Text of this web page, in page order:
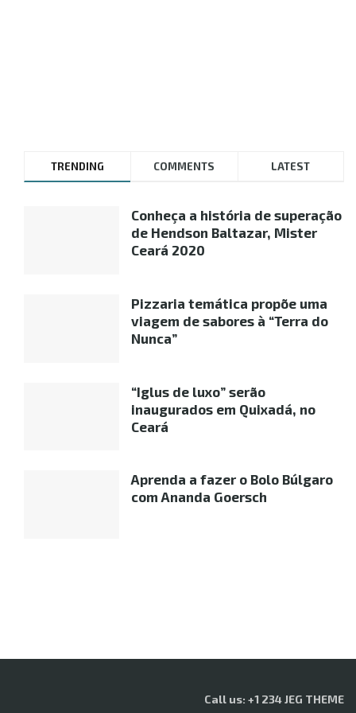
TRENDING COMMENTS LATEST
Conheça a história de superação
de Hendson Baltazar, Mister
Ceará 2020
Pizzaria temática propõe uma
viagem de sabores à “Terra do
Nunca”
“Iglus de luxo” serão
inaugurados em Quixadá, no
Ceará
Aprenda a fazer o Bolo Búlgaro
com Ananda Goersch
Call us: +1 234 JEG THEME